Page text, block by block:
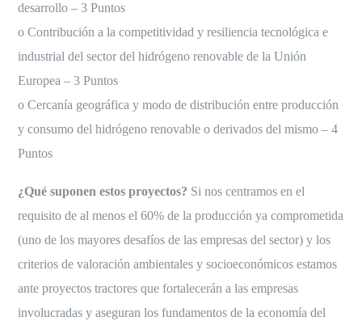
desarrollo – 3 Puntos
o Contribución a la competitividad y resiliencia tecnológica e
industrial del sector del hidrógeno renovable de la Unión
Europea – 3 Puntos
o Cercanía geográfica y modo de distribución entre producción
y consumo del hidrógeno renovable o derivados del mismo – 4
Puntos
¿Qué suponen estos proyectos? Si nos centramos en el
requisito de al menos el 60% de la producción ya comprometida
(uno de los mayores desafíos de las empresas del sector) y los
criterios de valoración ambientales y socioeconómicos estamos
ante proyectos tractores que fortalecerán a las empresas
involucradas y aseguran los fundamentos de la economía del